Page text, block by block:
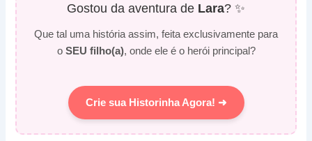
Gostou da aventura de Lara? ✨
Que tal uma história assim, feita exclusivamente para
o SEU filho(a), onde ele é o herói principal?
Crie sua Historinha Agora! ➜